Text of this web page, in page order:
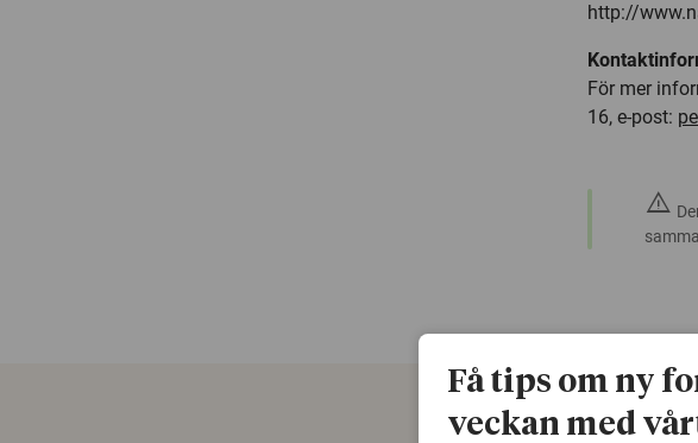
http://
För mer
16, e-post:
warning
Få tips om ny
veckan med